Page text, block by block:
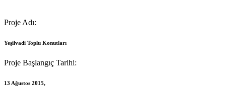
Proje Adı:
Yeşilvadi Toplu Konutları
Proje Başlangıç Tarihi:
13 Ağustos 2015,